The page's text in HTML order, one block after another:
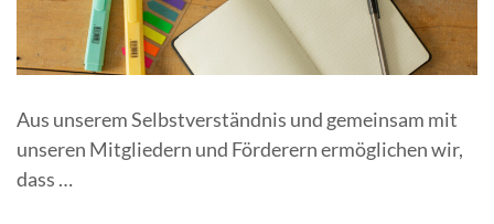
Aus unserem Selbstverständnis und gemeinsam mit
unseren Mitgliedern und Förderern ermöglichen wir,
dass …